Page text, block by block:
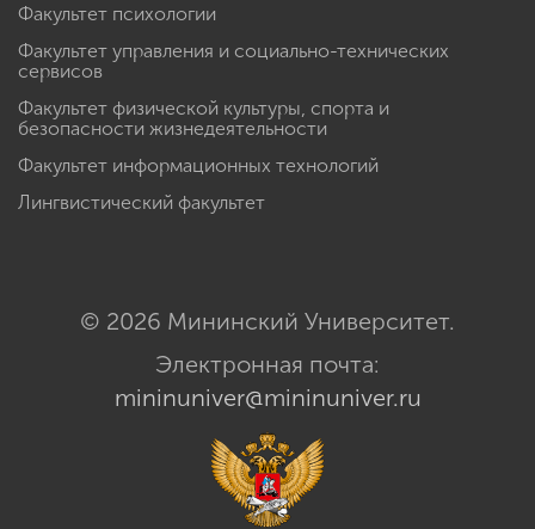
Факультет психологии
Факультет управления и социально-технических
сервисов
Факультет физической культуры, спорта и
безопасности жизнедеятельности
Факультет информационных технологий
Лингвистический факультет
© 2026 Мининский Университет.
Электронная почта:
mininuniver@mininuniver.ru